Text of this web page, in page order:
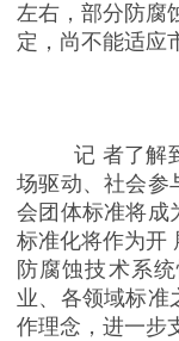
左右，部分防腐
定，尚不能适应
记 者了解到
场驱动、社会参
会团体标准将成
标准化将作为开
防腐蚀技术系
业、各领域标准
作理念，进一步